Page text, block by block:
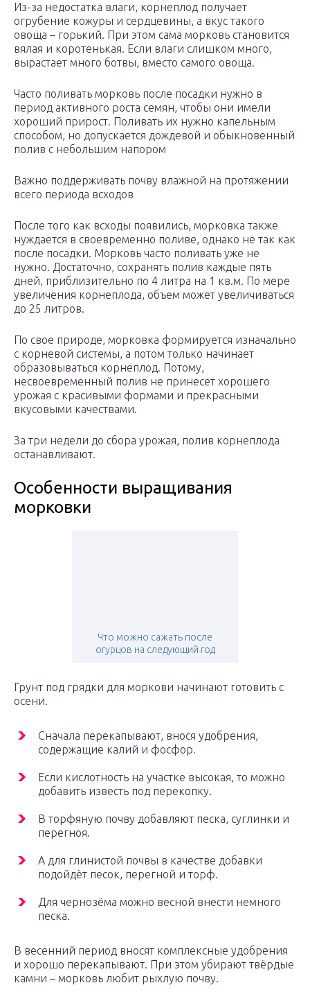
Из-за недостатка влаги, корнеплод получает
огрубение кожуры и сердцевины, а вкус такого
овоща – горький. При этом сама морковь становится
вялая и коротенькая. Если влаги слишком много,
вырастает много ботвы, вместо самого овоща.
Часто поливать морковь после посадки нужно в
период активного роста семян, чтобы они имели
хороший прирост. Поливать их нужно капельным
способом, но допускается дождевой и обыкновенный
полив с небольшим напором
Важно поддерживать почву влажной на протяжении
всего периода всходов
После того как всходы появились, морковка также
нуждается в своевременно поливе, однако не так как
после посадки. Морковь часто поливать уже не
нужно. Достаточно, сохранять полив каждые пять
дней, приблизительно по 4 литра на 1 кв.м. По мере
увеличения корнеплода, объем может увеличиваться
до 25 литров.
По свое природе, морковка формируется изначально
с корневой системы, а потом только начинает
образовываться корнеплод. Потому,
несвоевременный полив не принесет хорошего
урожая с красивыми формами и прекрасными
вкусовыми качествами.
За три недели до сбора урожая, полив корнеплода
останавливают.
Особенности выращивания
морковки
Что можно сажать после
огурцов на следующий год
Грунт под грядки для моркови начинают готовить с
осени.
Сначала перекапывают, внося удобрения,
содержащие калий и фосфор.
Если кислотность на участке высокая, то можно
добавить известь под перекопку.
В торфяную почву добавляют песка, суглинки и
перегноя.
А для глинистой почвы в качестве добавки
подойдёт песок, перегной и торф.
Для чернозёма можно весной внести немного
песка.
В весенний период вносят комплексные удобрения
и хорошо перекапывают. При этом убирают твёрдые
камни – морковь любит рыхлую почву.